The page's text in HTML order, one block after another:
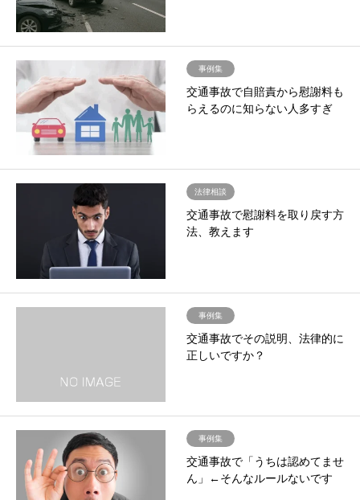
事例集
交通事故で自賠責から慰謝料も
らえるのに知らない人多すぎ
法律相談
交通事故で慰謝料を取り戻す方
法、教えます
事例集
交通事故でその説明、法律的に
正しいですか？
事例集
交通事故で「うちは認めてませ
ん」←そんなルールないです